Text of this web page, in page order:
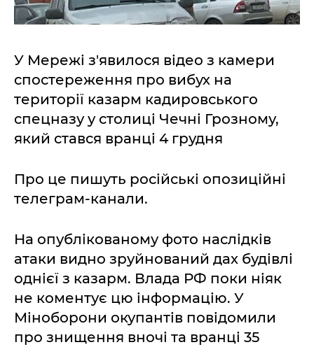
У Мережі з'явилося відео з камери
спостереження про вибух на
території казарм кадировського
спецназу у столиці Чечні Грозному,
який стався вранці 4 грудня
Про це пишуть російські опозиційні
телеграм-канали.
На опублікованому фото наслідків
атаки видно зруйнований дах будівлі
однієї з казарм. Влада РФ поки ніяк
не коментує цю інформацію. У
Міноборони окупантів повідомили
про знищення вночі та вранці 35